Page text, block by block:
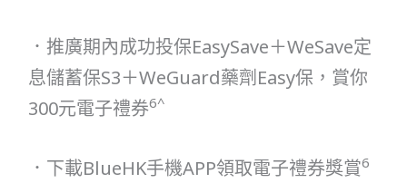
．推廣期內成功投保EasySave＋WeSave定
息儲蓄保S3＋WeGuard藥劑Easy保，賞你
300元電子禮券6^
．下載BlueHK手機APP領取電子禮券獎賞6